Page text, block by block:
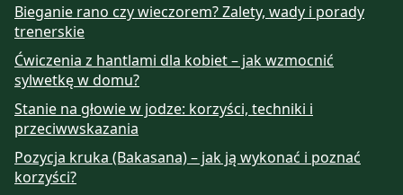
Bieganie rano czy wieczorem? Zalety, wady i porady
trenerskie
Ćwiczenia z hantlami dla kobiet – jak wzmocnić
sylwetkę w domu?
Stanie na głowie w jodze: korzyści, techniki i
przeciwwskazania
Pozycja kruka (Bakasana) – jak ją wykonać i poznać
korzyści?